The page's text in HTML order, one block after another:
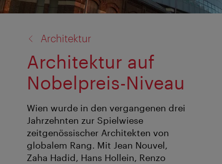
Architektur
Architektur auf
Nobelpreis-Niveau
Wien wurde in den vergangenen drei
Jahrzehnten zur Spielwiese
zeitgenössischer Architekten von
globalem Rang. Mit Jean Nouvel,
Zaha Hadid, Hans Hollein, Renzo